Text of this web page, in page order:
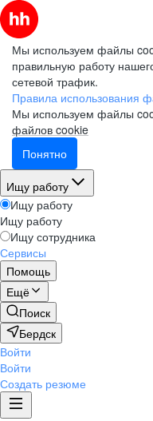
Мы используем файлы
правильную работу
сетевой трафик.
Правила использования
Мы используем файлы
файлов cookie
Понятно
Ищу работу
Ищу работу
Ищу работу
Ищу сотрудника
Сервисы
Помощь
Ещё
Поиск
Бердск
Войти
Войти
Создать резюме